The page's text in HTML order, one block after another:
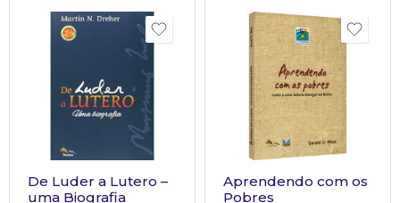
De Luder a Lutero –
uma Biografia
Aprendendo com os
Pobres